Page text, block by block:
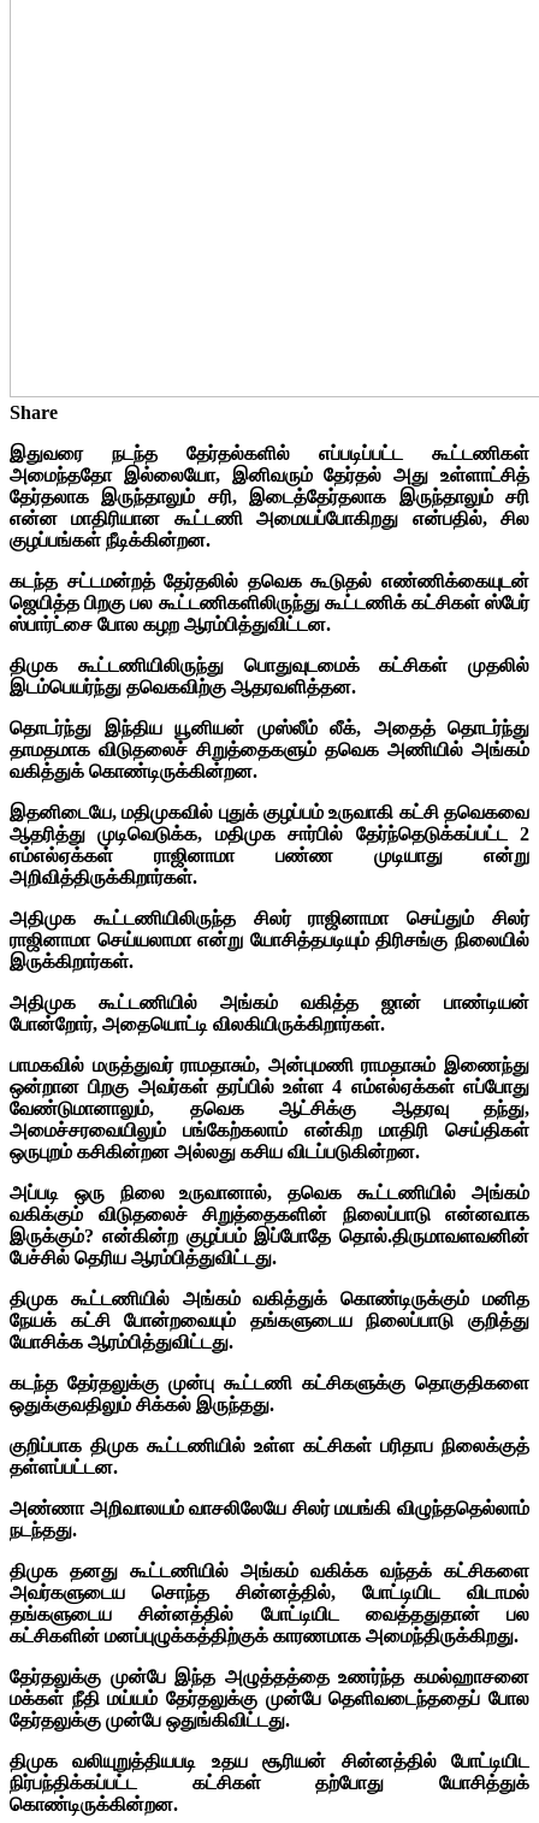
Share
இதுவரை நடந்த தேர்தல்களில் எப்படிப்பட்ட கூட்டணிகள்
அமைந்ததோ இல்லையோ, இனிவரும் தேர்தல் அது உள்ளாட்சித்
தேர்தலாக இருந்தாலும் சரி, இடைத்தேர்தலாக இருந்தாலும் சரி
என்ன மாதிரியான கூட்டணி அமையப்போகிறது என்பதில், சில
குழப்பங்கள் நீடிக்கின்றன.
கடந்த சட்டமன்றத் தேர்தலில் தவெக கூடுதல் எண்ணிக்கையுடன்
ஜெயித்த பிறகு பல கூட்டணிகளிலிருந்து கூட்டணிக் கட்சிகள் ஸ்பேர்
ஸ்பார்ட்சை போல கழற ஆரம்பித்துவிட்டன.
திமுக கூட்டணியிலிருந்து பொதுவுடமைக் கட்சிகள் முதலில்
இடம்பெயர்ந்து தவெகவிற்கு ஆதரவளித்தன.
தொடர்ந்து இந்திய யூனியன் முஸ்லீம் லீக், அதைத் தொடர்ந்து
தாமதமாக விடுதலைச் சிறுத்தைகளும் தவெக அணியில் அங்கம்
வகித்துக் கொண்டிருக்கின்றன.
இதனிடையே, மதிமுகவில் புதுக் குழப்பம் உருவாகி கட்சி தவெகவை
ஆதரித்து முடிவெடுக்க, மதிமுக சார்பில் தேர்ந்தெடுக்கப்பட்ட 2
எம்எல்ஏக்கள் ராஜினாமா பண்ண முடியாது என்று
அறிவித்திருக்கிறார்கள்.
அதிமுக கூட்டணியிலிருந்த சிலர் ராஜினாமா செய்தும் சிலர்
ராஜினாமா செய்யலாமா என்று யோசித்தபடியும் திரிசங்கு நிலையில்
இருக்கிறார்கள்.
அதிமுக கூட்டணியில் அங்கம் வகித்த ஜான் பாண்டியன்
போன்றோர், அதையொட்டி விலகியிருக்கிறார்கள்.
பாமகவில் மருத்துவர் ராமதாசும், அன்புமணி ராமதாசும் இணைந்து
ஒன்றான பிறகு அவர்கள் தரப்பில் உள்ள 4 எம்எல்ஏக்கள் எப்போது
வேண்டுமானாலும், தவெக ஆட்சிக்கு ஆதரவு தந்து,
அமைச்சரவையிலும் பங்கேற்கலாம் என்கிற மாதிரி செய்திகள்
ஒருபுறம் கசிகின்றன அல்லது கசிய விடப்படுகின்றன.
அப்படி ஒரு நிலை உருவானால், தவெக கூட்டணியில் அங்கம்
வகிக்கும் விடுதலைச் சிறுத்தைகளின் நிலைப்பாடு என்னவாக
இருக்கும்? என்கின்ற குழப்பம் இப்போதே தொல்.திருமாவளவனின்
பேச்சில் தெரிய ஆரம்பித்துவிட்டது.
திமுக கூட்டணியில் அங்கம் வகித்துக் கொண்டிருக்கும் மனித
நேயக் கட்சி போன்றவையும் தங்களுடைய நிலைப்பாடு குறித்து
யோசிக்க ஆரம்பித்துவிட்டது.
கடந்த தேர்தலுக்கு முன்பு கூட்டணி கட்சிகளுக்கு தொகுதிகளை
ஒதுக்குவதிலும் சிக்கல் இருந்தது.
குறிப்பாக திமுக கூட்டணியில் உள்ள கட்சிகள் பரிதாப நிலைக்குத்
தள்ளப்பட்டன.
அண்ணா அறிவாலயம் வாசலிலேயே சிலர் மயங்கி விழுந்ததெல்லாம்
நடந்தது.
திமுக தனது கூட்டணியில் அங்கம் வகிக்க வந்தக் கட்சிகளை
அவர்களுடைய சொந்த சின்னத்தில், போட்டியிட விடாமல்
தங்களுடைய சின்னத்தில் போட்டியிட வைத்ததுதான் பல
கட்சிகளின் மனப்புழுக்கத்திற்குக் காரணமாக அமைந்திருக்கிறது.
தேர்தலுக்கு முன்பே இந்த அழுத்தத்தை உணர்ந்த கமல்ஹாசனை
மக்கள் நீதி மய்யம் தேர்தலுக்கு முன்பே தெளிவடைந்ததைப் போல
தேர்தலுக்கு முன்பே ஒதுங்கிவிட்டது.
திமுக வலியுறுத்தியபடி உதய சூரியன் சின்னத்தில் போட்டியிட
நிர்பந்திக்கப்பட்ட கட்சிகள் தற்போது யோசித்துக்
கொண்டிருக்கின்றன.